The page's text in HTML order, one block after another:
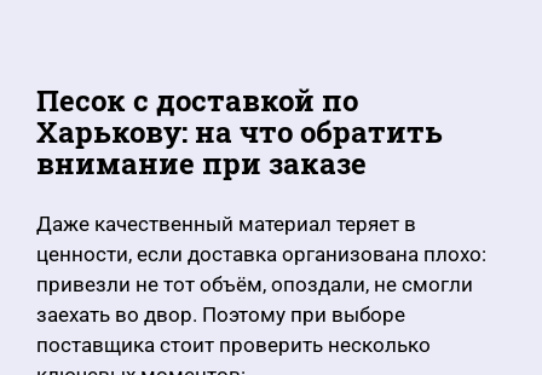
Песок с доставкой по
Харькову: на что обратить
внимание при заказе
Даже качественный материал теряет в
ценности, если доставка организована плохо:
привезли не тот объём, опоздали, не смогли
заехать во двор. Поэтому при выборе
поставщика стоит проверить несколько